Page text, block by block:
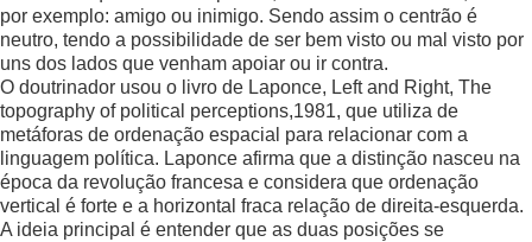
por exemplo: amigo ou inimigo. Sendo assim o centrão é
neutro, tendo a possibilidade de ser bem visto ou mal visto por
uns dos lados que venham apoiar ou ir contra.
O doutrinador usou o livro de Laponce, Left and Right, The
topography of political perceptions,1981, que utiliza de
metáforas de ordenação espacial para relacionar com a
linguagem política. Laponce afirma que a distinção nasceu na
época da revolução francesa e considera que ordenação
vertical é forte e a horizontal fraca relação de direita-esquerda.
A ideia principal é entender que as duas posições se